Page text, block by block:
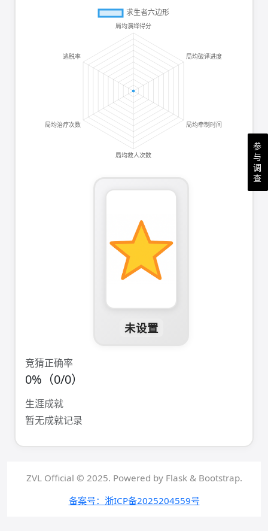
未设置
竞猜正确率
0%（0/0）
生涯成就
暂无成就记录
ZVL Official © 2025. Powered by Flask & Bootstrap.
备案号：浙ICP备2025204559号
参
与
调
查